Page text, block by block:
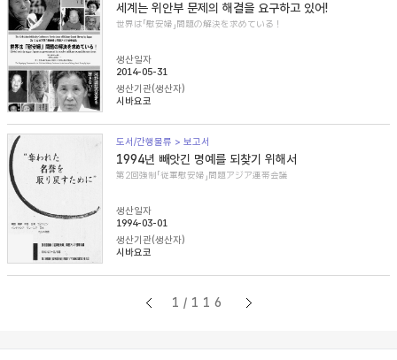
세계는 위안부 문제의 해결을 요구하고 있어!
世界は「慰安婦」問題の解決を求めている！
생산일자
2014-05-31
생산기관(생산자)
시바요코
도서/간행물류 > 보고서
1994년 빼앗긴 명예를 되찾기 위해서
第2回強制「従軍慰安婦」問題アジア連帯会議
생산일자
1994-03-01
생산기관(생산자)
시바요코
1/116
Footer